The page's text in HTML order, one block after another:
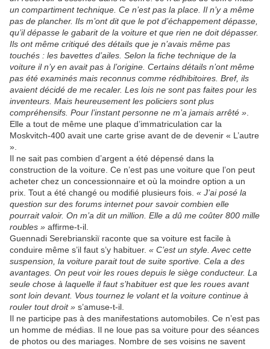
un compartiment technique. Ce n’est pas la place. Il n’y a même
pas de plancher. Ils m’ont dit que le pot d’échappement dépasse,
qu’il dépasse le gabarit de la voiture et que rien ne doit dépasser.
Ils ont même critiqué des détails que je n’avais même pas
touchés : les bavettes d’ailes. Selon la fiche technique de la
voiture il n’y en avait pas à l’origine. Certains détails n’ont même
pas été examinés mais reconnus comme rédhibitoires. Bref, ils
avaient décidé de me recaler. Les lois ne sont pas faites pour les
inventeurs. Mais heureusement les policiers sont plus
compréhensifs. Pour l’instant personne ne m’a jamais arrêté »
Elle a tout de même une plaque d’immatriculation car la
Moskvitch-400 avait une carte grise avant de de devenir « L’autre
».
Il ne sait pas combien d’argent a été dépensé dans la
construction de la voiture. Ce n’est pas une voiture que l’on peut
acheter chez un concessionnaire et où la moindre option a un
prix. Tout a été changé ou modifié plusieurs fois. « J’ai posé la
question sur des forums internet pour savoir combien elle
pourrait valoir. On m’a dit un million. Elle a dû me coûter 800 mille
roubles » affirme-t-il.
Guennadi Serebrianskiï raconte que sa voiture est facile à
conduire même s’il faut s’y habituer. « C’est un style. Avec cette
suspension, la voiture parait tout de suite sportive. Cela a des
avantages. On peut voir les roues depuis le siège conducteur. La
seule chose à laquelle il faut s’habituer est que les roues avant
sont loin devant. Vous tournez le volant et la voiture continue à
rouler tout droit » s’amuse-t-il.
Il ne participe pas à des manifestations automobiles. Ce n’est pas
un homme de médias. Il ne loue pas sa voiture pour des séances
de photos ou des mariages. Nombre de ses voisins ne savent